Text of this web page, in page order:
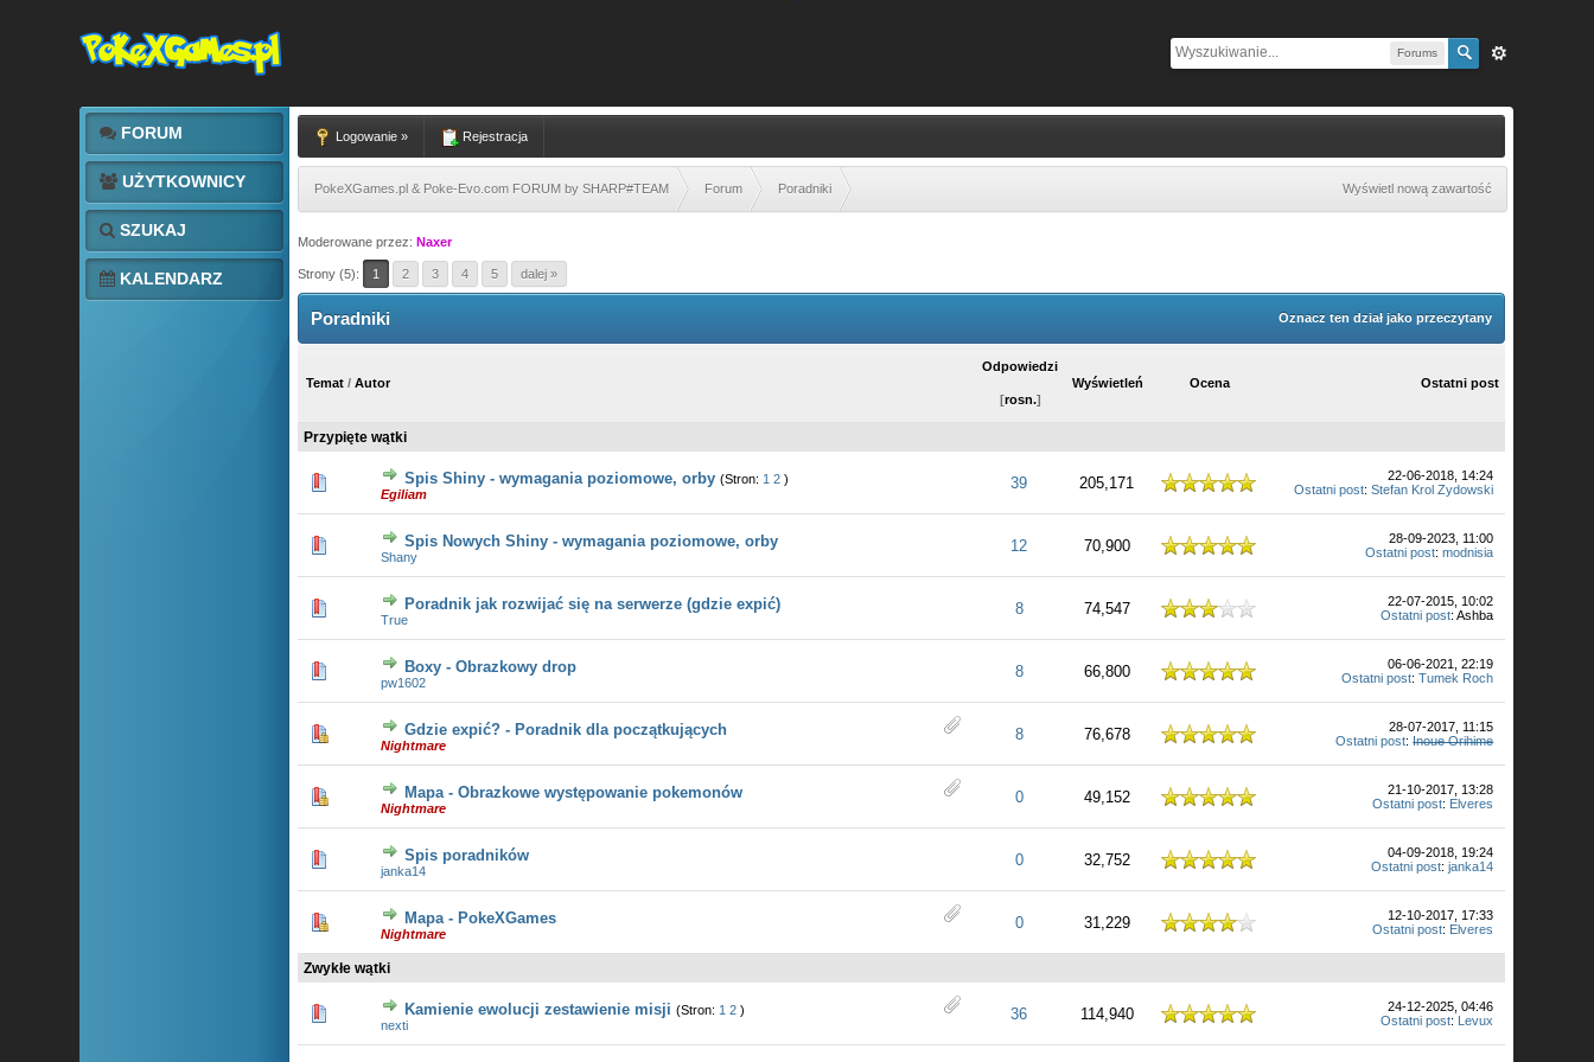
Forums
FORUM
UŻYTKOWNICY
SZUKAJ
KALENDARZ
Logowanie » Rejestracja
PokeXGames.pl & Poke-Evo.com FORUM by SHARP#TEAM Forum Poradniki Wyświetl nową zawartość
Moderowane przez:Naxer
Strony (5): 1 2 3 4 5 dalej »
Oznacz ten dział jako przeczytany
Poradniki
Temat /Autor
Odpowiedzi
[rosn.]
Wyświetleń Ocena Ostatni post
Przypięte wątki
Spis Shiny - wymagania poziomowe, orby (Stron: 1 2 )
Egiliam
39 205,171
3 głosów - średnia ocena: 5 na 5 gwiazdek
12345
22-06-2018, 14:24
Ostatni post:Stefan Krol Zydowski
Spis Nowych Shiny - wymagania poziomowe, orby
Shany
12 70,900
2 głosów - średnia ocena: 5 na 5 gwiazdek
12345
28-09-2023, 11:00
Ostatni post:modnisia
Poradnik jak rozwijać się na serwerze (gdzie expić)
True
8 74,547
2 głosów - średnia ocena: 3 na 5 gwiazdek
12 345
22-07-2015, 10:02
Ostatni post: Ashba
Boxy - Obrazkowy drop
pw1602
8 66,800
1 głosów - średnia ocena: 5 na 5 gwiazdek
1
06-06-2021, 22:19
Ostatni post:Tumek Roch
Gdzie expić? - Poradnik dla początkujących
Nightmare
8 76,678
1 głosów - średnia ocena: 5 na 5 gwiazdek
1 234 5
28-07-2017, 11:15
Ostatni post:Inoue Orihime
Mapa - Obrazkowe występowanie pokemonów
Nightmare
0 49,152
2 głosów - średnia ocena: 4.5 na 5 gwiazdek
12345
21-10-2017, 13:28
Ostatni post: Elveres
Spis poradników
janka14
0 32,752
1 głosów - średnia ocena: 5 na 5 gwiazdek
04-09-2018, 19:24
Ostatni post:janka14
Mapa - PokeXGames
Nightmare
0 31,229
3 głosów - średnia ocena: 4 na 5 gwiazdek
12-10-2017, 17:33
Ostatni post: Elveres
Zwykłe wątki
Kamienie ewolucji zestawienie misji (Stron: 1 2 )
nexti
36 114,940
1 głosów - średnia ocena: 5 na 5 gwiazdek
12345
24-12-2025, 04:46
Ostatni post: Levux